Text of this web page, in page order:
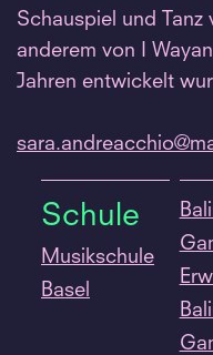
Schauspiel und
anderem von I
Jahren entwickelt
sara.
Schule
Musikschule
Basel